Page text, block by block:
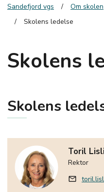
Sandefjord vgs Om skolen
Skolens ledelse
Skolens
Skolens
Toril
Rektor
mail_outline